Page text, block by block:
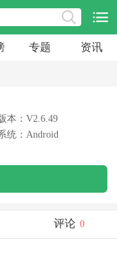
专题 资讯
本：V2.6.49
统：Android
评论 0